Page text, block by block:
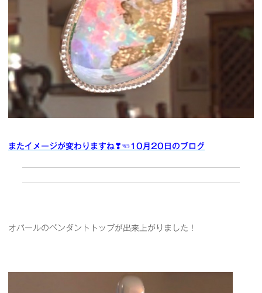
またイメージが変わりますね❣ ☜10月20日のブログ
オパールのペンダントトップが出来上がりました！